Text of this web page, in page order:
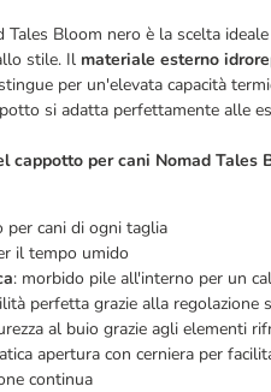
Tales Bloom nero è la scelta
stile. Il materiale esterno
per un'elevata capacità
si adatta perfettamente alle
cappotto per cani Nomad Tales
per cani di ogni taglia
il tempo umido
: morbido pile all'interno per un
perfetta grazie alla regolazione
al buio grazie agli elementi
apertura con cerniera per
continua